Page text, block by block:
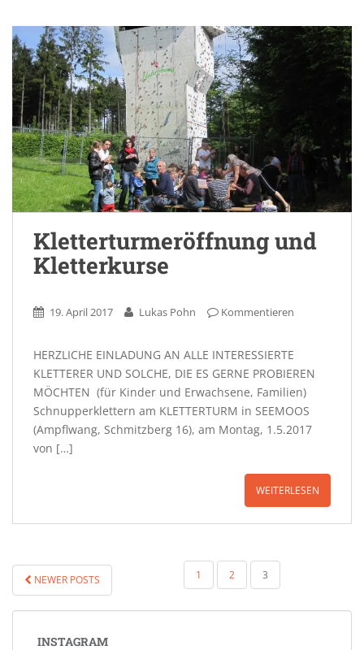
Kletterturmeröffnung und
Kletterkurse
19. April 2017 Lukas Pohn Kommentieren
HERZLICHE EINLADUNG AN ALLE INTERESSIERTE
KLETTERER UND SOLCHE, DIE ES GERNE PROBIEREN
MÖCHTEN (für Kinder und Erwachsene, Familien)
Schnupperklettern am KLETTERTURM in SEEMOOS
(Ampflwang, Schmitzberg 16), am Montag, 1.5.2017
von […]
WEITERLESEN
SEITENNUMMERIERUNG
DER
BEITRÄGE
NEWER POSTS 1 2 3
INSTAGRAM